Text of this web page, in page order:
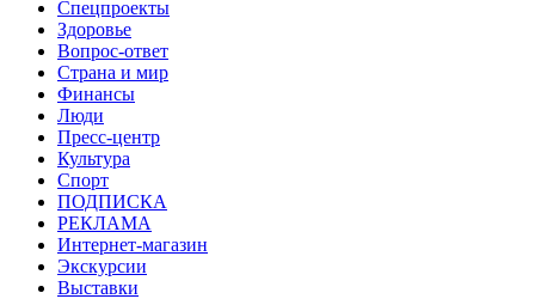
Спецпроекты
Здоровье
Вопрос-ответ
Страна и мир
Финансы
Люди
Пресс-центр
Культура
Спорт
ПОДПИСКА
РЕКЛАМА
Интернет-магазин
Экскурсии
Выставки